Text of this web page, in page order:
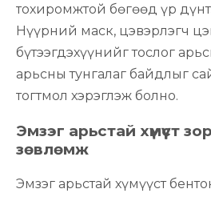
тохиромжтой бөгөөд үр
Нүүрний маск, цэвэрлэгч
бүтээгдэхүүнийг тослог
арьсны тунгалаг байдлыг
тогтмол хэрэглэж болно.
Эмзэг арьстай хүмүүст
зөвлөмж
Эмзэг арьстай хүмүүст